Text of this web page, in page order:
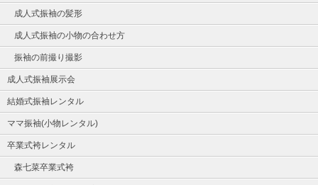
成人式振袖の髪形
成人式振袖の小物の合わせ方
振袖の前撮り撮影
成人式振袖展示会
結婚式振袖レンタル
ママ振袖(小物レンタル)
卒業式袴レンタル
森七菜卒業式袴